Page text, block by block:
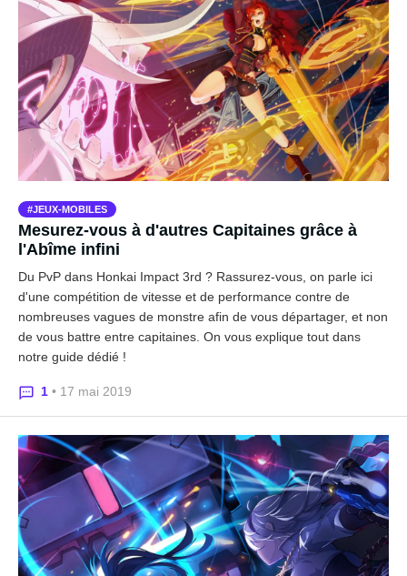
JEUX-MOBILES
Mesurez-vous à d'autres Capitaines grâce à
l'Abîme infini
Du PvP dans Honkai Impact 3rd ? Rassurez-vous, on parle ici
d'une compétition de vitesse et de performance contre de
nombreuses vagues de monstre afin de vous départager, et non
de vous battre entre capitaines. On vous explique tout dans
notre guide dédié !
1 • 17 mai 2019